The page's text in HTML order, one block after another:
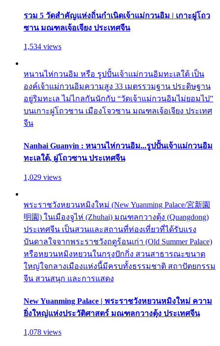
รวม 5 วัดสำคัญแห่งถิ่นกำเนิดเจ้าแม่กวนอิม | เกาะผู่โถว
ซาน มณฑลเจ้อเจียง ประเทศจีน
1,534 views
หนานไห่กวนอิม หรือ รูปปั้นเจ้าแม่กวนอิมทะเลใต้ เป็น
องค์เจ้าแม่กวนอิมความสูง 33 เมตรรวมฐาน ประดิษฐาน
อยู่ริมทะเล ไม่ไกลกันนักกับ “วัดเจ้าแม่กวนอิมไม่ยอมไป”
บนเกาะผู่โถวซาน เมืองโจวซาน มณฑลเจ้อเจียง ประเทศ
จีน
Nanhai Guanyin : หนานไห่กวนอิม...รูปปั้นเจ้าแม่กวนอิม
ทะเลใต้, ผู่โถวซาน ประเทศจีน
1,029 views
พระราชวังหยวนหมิงใหม่ (New Yuanming Palace/宮新園
明園) ในเมืองจูไห่ (Zhuhai) มณฑลกวางตุ้ง (Quangdong)
ประเทศจีน เป็นสวนและสถานที่ท่องเที่ยวที่ได้รับแรง
บันดาลใจจากพระราชวังฤดูร้อนเก่า (Old Summer Palace)
หรือหยวนหมิงหยวนในกรุงปักกิ่ง สวนสาธารณะขนาด
ใหญ่ใจกลางเมืองแห่งนี้มีครบทั้งธรรมชาติ สถาปัตยกรรม
จีน สวนสนุก และการแสดง
New Yuanming Palace | พระราชวังหยวนหมิงใหม่ ความ
ยิ่งใหญ่แห่งประวัติศาสตร์ มณฑลกวางตุ้ง ประเทศจีน
1,078 views